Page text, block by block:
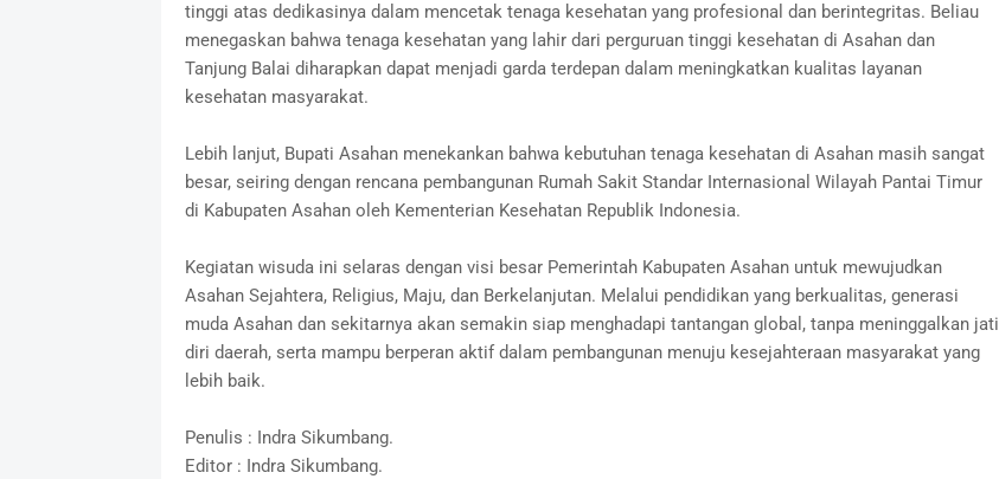
tinggi atas dedikasinya dalam mencetak tenaga kesehatan yang profesional dan berintegritas. Beliau
menegaskan bahwa tenaga kesehatan yang lahir dari perguruan tinggi kesehatan di Asahan dan
Tanjung Balai diharapkan dapat menjadi garda terdepan dalam meningkatkan kualitas layanan
kesehatan masyarakat.
Lebih lanjut, Bupati Asahan menekankan bahwa kebutuhan tenaga kesehatan di Asahan masih sangat
besar, seiring dengan rencana pembangunan Rumah Sakit Standar Internasional Wilayah Pantai Timur
di Kabupaten Asahan oleh Kementerian Kesehatan Republik Indonesia.
Kegiatan wisuda ini selaras dengan visi besar Pemerintah Kabupaten Asahan untuk mewujudkan
Asahan Sejahtera, Religius, Maju, dan Berkelanjutan. Melalui pendidikan yang berkualitas, generasi
muda Asahan dan sekitarnya akan semakin siap menghadapi tantangan global, tanpa meninggalkan jati
diri daerah, serta mampu berperan aktif dalam pembangunan menuju kesejahteraan masyarakat yang
lebih baik.
Penulis : Indra Sikumbang.
Editor : Indra Sikumbang.